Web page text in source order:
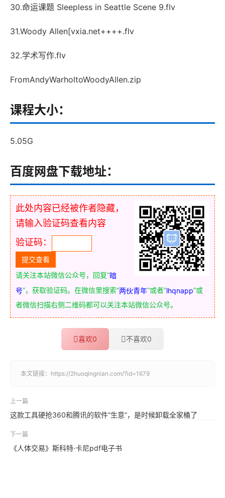
30.命运课题 Sleepless in Seattle Scene 9.flv
31.Woody Allen[vxia.net++++.flv
32.学术写作.flv
FromAndyWarholtoWoodyAllen.zip
课程大小：
5.05G
百度网盘下载地址：
此处内容已经被作者隐藏，
请输入验证码查看内容
验证码：
请关注本站微信公众号，回复“暗
号”，获取验证码。在微信里搜索“两伙青年”或者“lhqnapp”或
者微信扫描右侧二维码都可以关注本站微信公众号。
喜欢0 不喜欢0
本文链接： https://2huoqingnian.com/?id=1679
上一篇
这款工具硬抢360和腾讯的软件“生意”，是时候卸载全家桶了
下一篇
《人体交易》斯科特·卡尼pdf电子书